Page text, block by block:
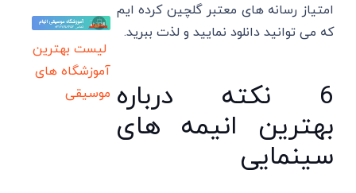
امتیاز رسانه های معتبر گلچین کرده ایم
که می توانید دانلود نمایید و لذت ببرید.
6 نکته درباره
بهترین انیمه های
سینمایی
لیست بهترین
آموزشگاه های
موسیقی